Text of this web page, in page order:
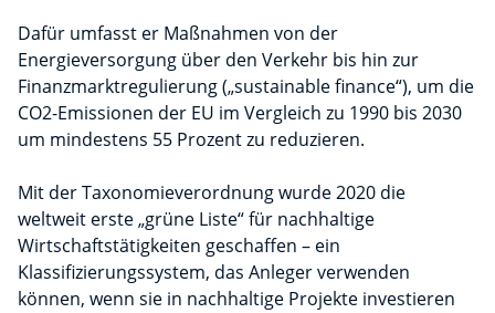
Dafür umfasst er Maßnahmen von der
Energieversorgung über den Verkehr bis hin zur
Finanzmarktregulierung („sustainable finance“), um die
CO2-Emissionen der EU im Vergleich zu 1990 bis 2030
um mindestens 55 Prozent zu reduzieren.
Mit der Taxonomieverordnung wurde 2020 die
weltweit erste „grüne Liste“ für nachhaltige
Wirtschaftstätigkeiten geschaffen – ein
Klassifizierungssystem, das Anleger verwenden
können, wenn sie in nachhaltige Projekte investieren